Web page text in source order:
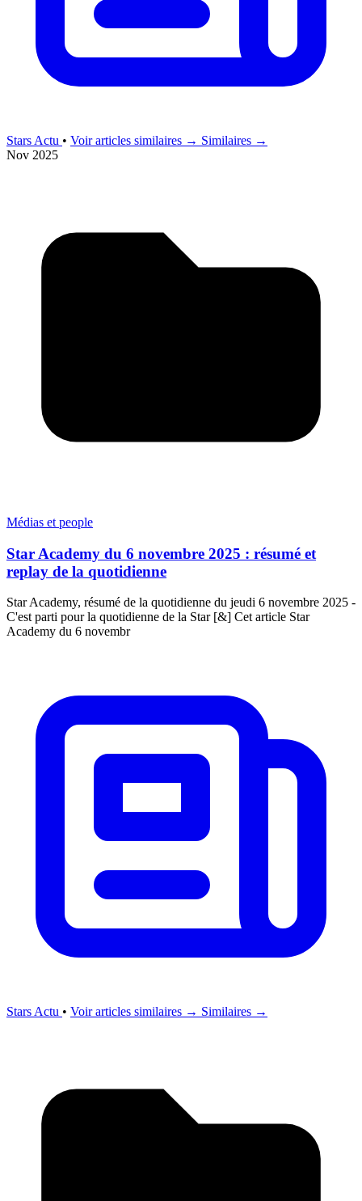
Stars Actu • Voir articles similaires → Similaires →
Nov 2025
Médias et people
Star Academy du 6 novembre 2025 : résumé et
replay de la quotidienne
Star Academy, résumé de la quotidienne du jeudi 6 novembre 2025 -
C'est parti pour la quotidienne de la Star [&] Cet article Star
Academy du 6 novembr
Stars Actu • Voir articles similaires → Similaires →